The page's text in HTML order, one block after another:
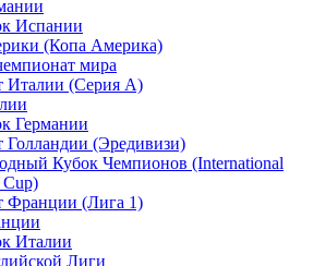
Испании
(Копа Америка)
мира
Италии (Серия А)
Германии
Голландии (Эредивизи)
Кубок Чемпионов (International
Cup)
Франции (Лига 1)
Италии
Лиги